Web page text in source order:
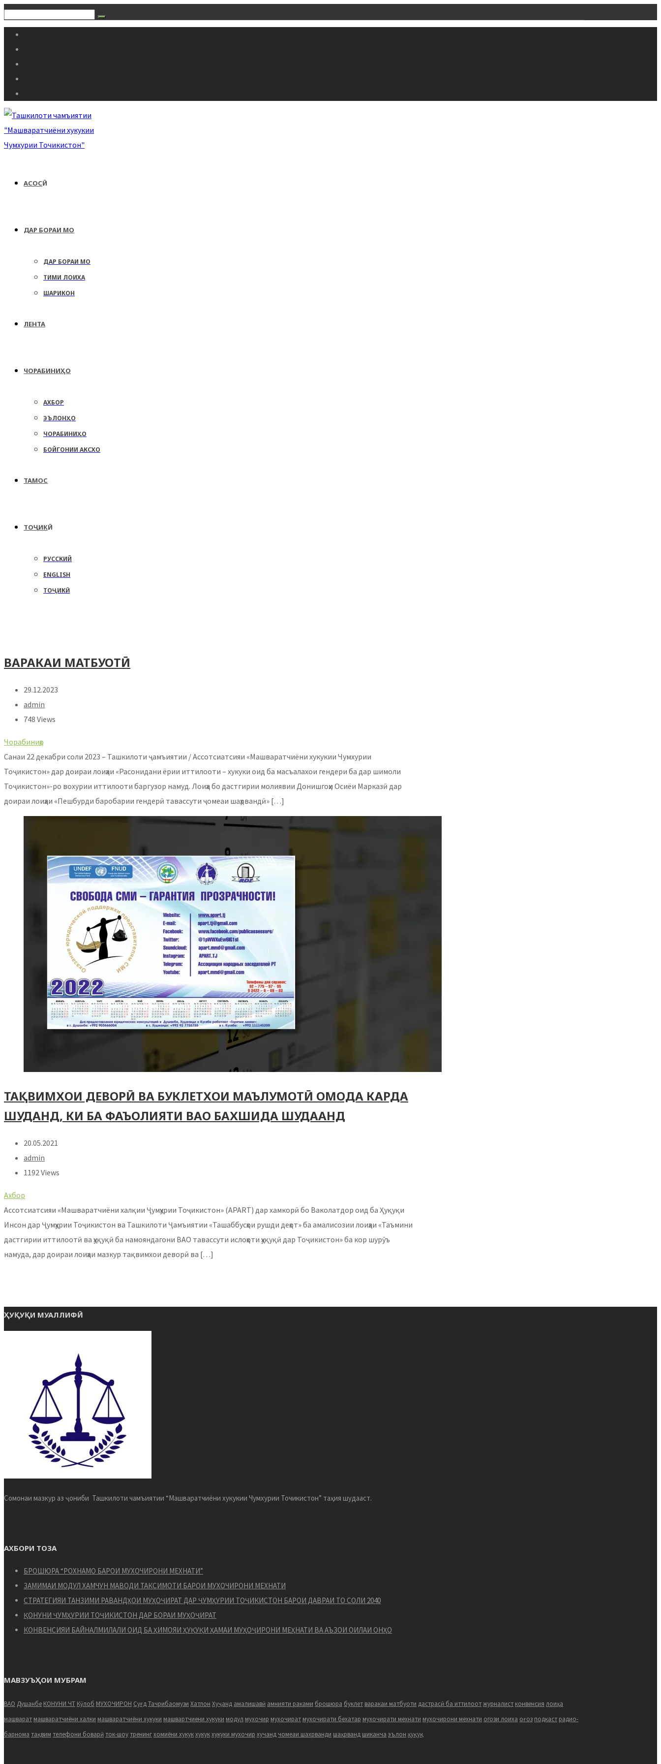
АСОСӢ
ДАР БОРАИ МО
ДАР БОРАИ МО
ТИМИ ЛОИХА
ШАРИКОН
ЛЕНТА
ЧОРАБИНИҲО
АХБОР
ЭЪЛОНҲО
ЧОРАБИНИҲО
БОЙГОНИИ АКСХО
ТАМОС
ТОҶИКӢ
РУССКИЙ
ENGLISH
ТОҶИКӢ
ВАРАКАИ МАТБУОТӢ
29.12.2023
admin
748 Views
Чорабиниҳо
Санаи 22 декабри соли 2023 – Ташкилоти ҷамъиятии / Ассотсиатсияи «Машваратчиёни хукукии Чумхурии
Тоҷикистон» дар доираи лоиҳаи «Расонидани ёрии иттилооти – хукуки оид ба масъалахои гендери ба дар шимоли
Тоҷикистон»-ро вохурии иттилооти баргузор намуд. Лоиҳа бо дастгирии молиявии Донишгоҳи Осиёи Марказӣ дар
доираи лоиҳаи «Пешбурди баробарии гендерӣ тавассути ҷомеаи шаҳрвандӣ» […]
ТАҚВИМХОИ ДЕВОРӢ ВА БУКЛЕТХОИ МАЪЛУМОТӢ ОМОДА КАРДА
ШУДАНД, КИ БА ФАЪОЛИЯТИ ВАО БАХШИДА ШУДААНД
20.05.2021
admin
1192 Views
Ахбор
Ассотсиатсияи «Машваратчиёни халқии Ҷумҳурии Тоҷикистон» (APART) дар хамкорӣ бо Ваколатдор оид ба Ҳуқуқи
Инсон дар Ҷумҳурии Тоҷикистон ва Ташкилоти Ҷамъиятии «Ташаббусҳои рушди деҳот» ба амалисозии лоиҳаи «Таъмини
дастгирии иттилоотӣ ва ҳуқуқӣ ба намояндагони ВАО тавассути ислоҳоти ҳуқуқӣ дар Тоҷикистон» ба кор шурӯъ
намуда, дар доираи лоиҳаи мазкур тақвимхои деворӣ ва […]
ҲУҚУҚИ МУАЛЛИФӢ
Сомонаи мазкур аз ҷониби Ташкилоти чамъиятии “Машваратчиёни хукукии Чумхурии Точикистон” таҳия шудааст.
АХБОРИ ТОЗА
БРОШЮРА “РОХНАМО БАРОИ МУХОЧИРОНИ МЕХНАТИ”
ЗАМИМАИ МОДУЛ ХАМЧУН МАВОДИ ТАКСИМОТИ БАРОИ МУХОЧИРОНИ МЕХНАТИ
СТРАТЕГИЯИ ТАНЗИМИ РАВАНДҲОИ МУҲОҶИРАТ ДАР ҶУМҲУРИИ ТОҶИКИСТОН БАРОИ ДАВРАИ ТО СОЛИ 2040
ҚОНУНИ ҶУМҲУРИИ ТОҶИКИСТОН ДАР БОРАИ МУҲОҶИРАТ
КОНВЕНСИЯИ БАЙНАЛМИЛАЛИ ОИД БА ҲИМОЯИ ҲУҚУҚИ ҲАМАИ МУҲОҶИРОНИ МЕҲНАТИ ВА АЪЗОИ ОИЛАИ ОНҲО
МАВЗУЪҲОИ МУБРАМ
ВАО Душанбе КОНУНИ ЧТ Кӯлоб МУХОЧИРОН СуғдТачрибаомузи Хатлон Хуҷанд амалишавӣ амнияти раками брошюра буклет варакаи матбуоти дастрасӣ ба иттилоотжурналист конвенсия лоиҳа
машварат машваратчиёни халки машваратчиёни хукуки машвартчиени хукуки модул мухочир мухочират мухочирати бехатар мухочирати мехнати мухочирони мехнати огози лоиха оғоз подкаст радио-
барнома тақвим телефони боварӣток-шоутренингхомиёни хукукхукукхукуки мухочир хучанд чомеаи шахрванди шаҳрванд шиканча эълон ҳуқуқ